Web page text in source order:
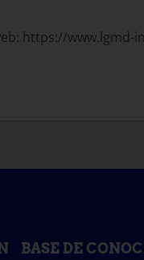
https://www.lgmd-
BASE DE